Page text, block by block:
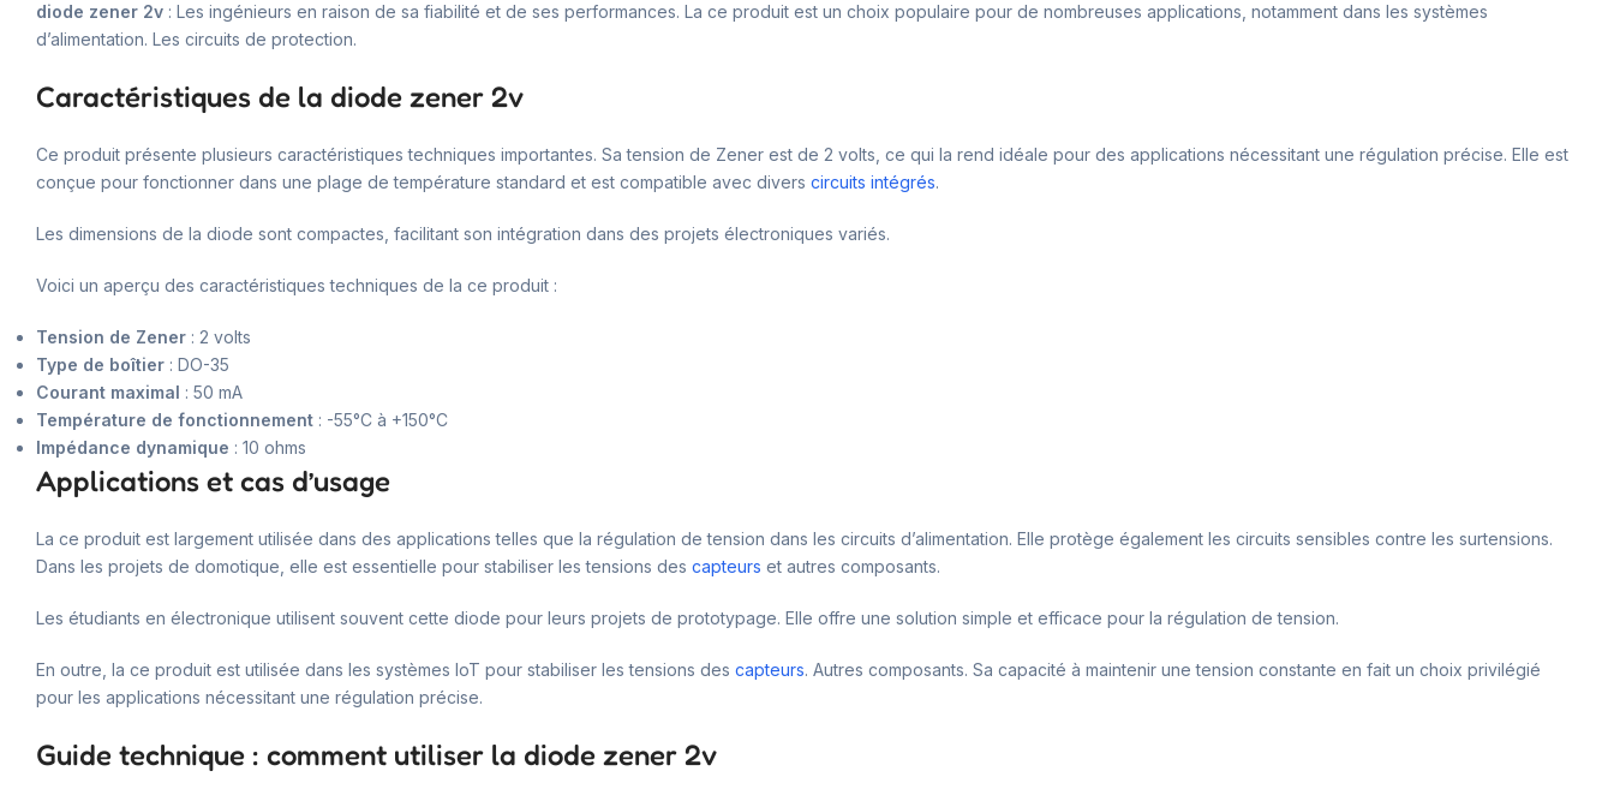
diode zener 2v : Les ingénieurs en raison de sa fiabilité et de ses performances. La ce produit est un choix populaire pour de nombreuses applications, notamment dans les systèmes
d’alimentation. Les circuits de protection.
Caractéristiques de la diode zener 2v
Ce produit présente plusieurs caractéristiques techniques importantes. Sa tension de Zener est de 2 volts, ce qui la rend idéale pour des applications nécessitant une régulation précise. Elle est
conçue pour fonctionner dans une plage de température standard et est compatible avec divers circuits intégrés.
Les dimensions de la diode sont compactes, facilitant son intégration dans des projets électroniques variés.
Voici un aperçu des caractéristiques techniques de la ce produit :
Tension de Zener : 2 volts
Type de boîtier : DO-35
Courant maximal : 50 mA
Température de fonctionnement : -55°C à +150°C
Impédance dynamique : 10 ohms
Applications et cas d’usage
La ce produit est largement utilisée dans des applications telles que la régulation de tension dans les circuits d’alimentation. Elle protège également les circuits sensibles contre les surtensions.
Dans les projets de domotique, elle est essentielle pour stabiliser les tensions des capteurs et autres composants.
Les étudiants en électronique utilisent souvent cette diode pour leurs projets de prototypage. Elle offre une solution simple et efficace pour la régulation de tension.
En outre, la ce produit est utilisée dans les systèmes IoT pour stabiliser les tensions des capteurs. Autres composants. Sa capacité à maintenir une tension constante en fait un choix privilégié
pour les applications nécessitant une régulation précise.
Guide technique : comment utiliser la diode zener 2v